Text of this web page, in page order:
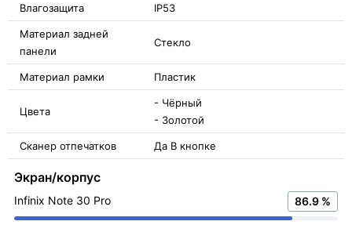
Влагозащита IP53
Материал задней
панели
Стекло
Материал рамки Пластик
Цвета
- Чёрный
- Золотой
Сканер отпечатков Да В кнопке
Экран/корпус
Infinix Note 30 Pro 86.9 %